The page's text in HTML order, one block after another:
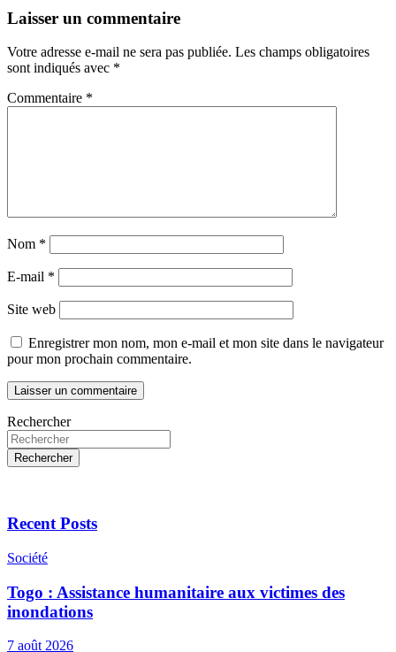
Laisser un commentaire
Votre adresse e-mail ne sera pas publiée. Les champs obligatoires
sont indiqués avec *
Commentaire *
Nom *
E-mail *
Site web
Enregistrer mon nom, mon e-mail et mon site dans le navigateur
pour mon prochain commentaire.
Rechercher
Rechercher
Recent Posts
Société
Togo : Assistance humanitaire aux victimes des
inondations
7 août 2026